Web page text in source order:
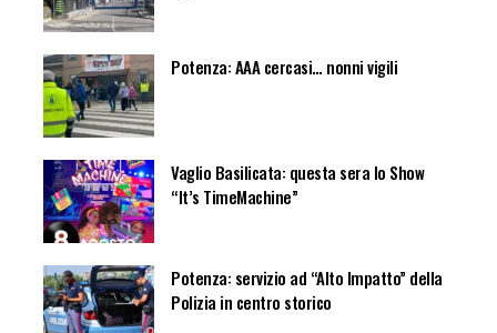
Potenza: AAA cercasi… nonni vigili
Vaglio Basilicata: questa sera lo Show
“It’s TimeMachine”
Potenza: servizio ad “Alto Impatto” della
Polizia in centro storico